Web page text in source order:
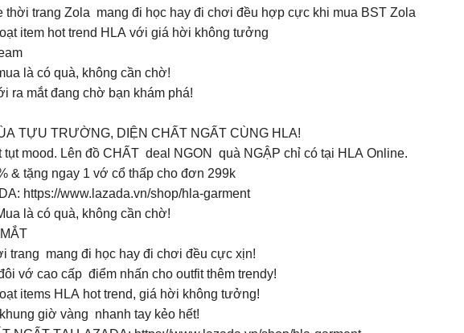
trang Zola mang đi học hay đi chơi đều hợp cực khi mua BST Zola
item hot trend HLA với giá hời không tưởng
là có quà, không cần chờ!
ra mắt đang chờ bạn khám phá!
TỰU TRƯỜNG, DIỆN CHẤT NGẤT CÙNG HLA!
mood. Lên đồ CHẤT deal NGON quà NGẬP chỉ có tại HLA Online.
& tặng ngay 1 vớ cổ thấp cho đơn 299k
https://www.lazada.vn/shop/hla-garment
là có quà, không cần chờ!
trang mang đi học hay đi chơi đều cực xịn!
vớ cao cấp điểm nhấn cho outfit thêm trendy!
items HLA hot trend, giá hời không tưởng!
giờ vàng nhanh tay kẻo hết!